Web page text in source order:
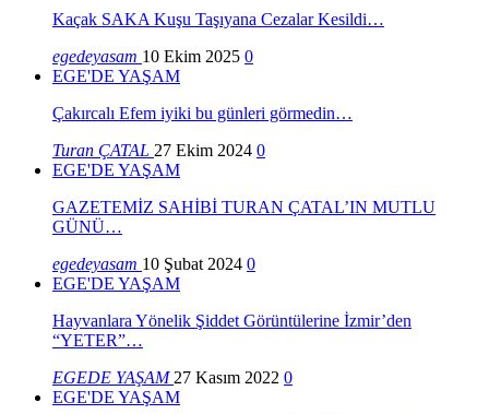
Kaçak SAKA Kuşu Taşıyana Cezalar Kesildi…
egedeyasam 10 Ekim 2025 0
EGE'DE YAŞAM
Çakırcalı Efem iyiki bu günleri görmedin…
Turan ÇATAL 27 Ekim 2024 0
EGE'DE YAŞAM
GAZETEMİZ SAHİBİ TURAN ÇATAL’IN MUTLU
GÜNÜ…
egedeyasam 10 Şubat 2024 0
EGE'DE YAŞAM
Hayvanlara Yönelik Şiddet Görüntülerine İzmir’den
“YETER”…
EGEDE YAŞAM 27 Kasım 2022 0
EGE'DE YAŞAM